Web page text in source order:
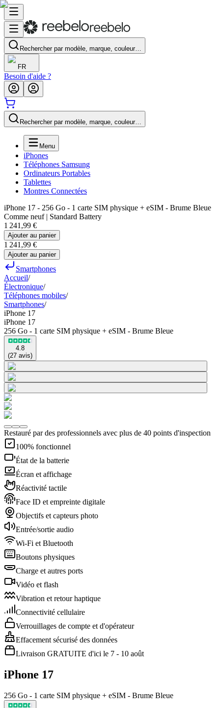
Rechercher par modèle, marque, couleur…
FR
Besoin d'aide ?
Rechercher par modèle, marque, couleur…
Menu
iPhones
Téléphones Samsung
Ordinateurs Portables
Tablettes
Montres Connectées
iPhone 17 - 256 Go - 1 carte SIM physique + eSIM - Brume Bleue
Comme neuf | Standard Battery
1 241,99 €
Ajouter au panier
1 241,99 €
Ajouter au panier
Smartphones
Accueil/
Électronique/
Téléphones mobiles/
Smartphones/
iPhone 17
iPhone 17
256 Go - 1 carte SIM physique + eSIM - Brume Bleue
4.8
(27 avis)
Restauré par des professionnels avec plus de 40 points d'inspection
100% fonctionnel
État de la batterie
Écran et affichage
Réactivité tactile
Face ID et empreinte digitale
Objectifs et capteurs photo
Entrée/sortie audio
Wi-Fi et Bluetooth
Boutons physiques
Charge et autres ports
Vidéo et flash
Vibration et retour haptique
Connectivité cellulaire
Verrouillages de compte et d'opérateur
Effacement sécurisé des données
Livraison GRATUITE d'ici le 7 - 10 août
iPhone 17
256 Go - 1 carte SIM physique + eSIM - Brume Bleue